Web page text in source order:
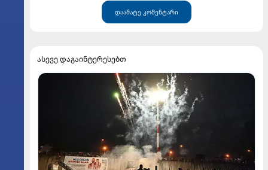
დაამატე კომენტარი
ასევე დაგაინტერესებთ